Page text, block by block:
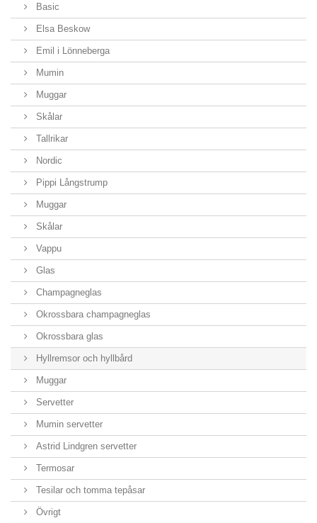
Basic
Elsa Beskow
Emil i Lönneberga
Mumin
Muggar
Skålar
Tallrikar
Nordic
Pippi Långstrump
Muggar
Skålar
Vappu
Glas
Champagneglas
Okrossbara champagneglas
Okrossbara glas
Hyllremsor och hyllbård
Muggar
Servetter
Mumin servetter
Astrid Lindgren servetter
Termosar
Tesilar och tomma tepåsar
Övrigt